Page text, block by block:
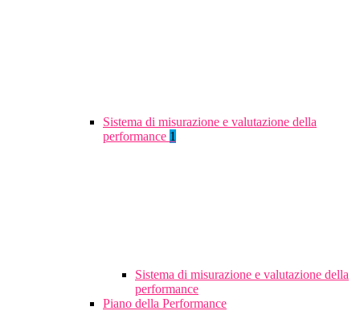
Sistema di misurazione e valutazione della
performance 1
Sistema di misurazione e valutazione della
performance
Piano della Performance